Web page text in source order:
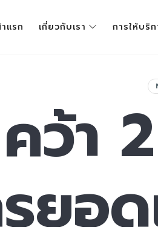
แรก เกี่ยวกับเรา การให้บริก
ว้า
ยอด